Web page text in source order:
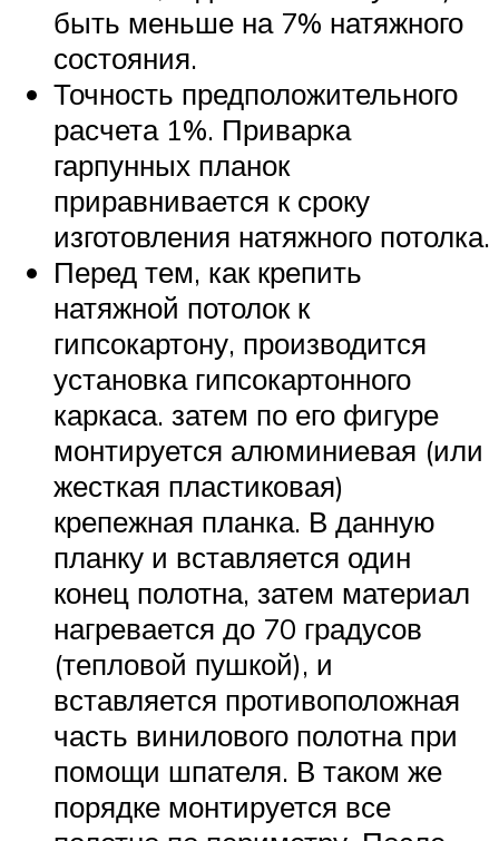
быть меньше на 7% натяжного
состояния.
Точность предположительного
расчета 1%. Приварка
гарпунных планок
приравнивается к сроку
изготовления натяжного потолка.
Перед тем, как крепить
натяжной потолок к
гипсокартону, производится
установка гипсокартонного
каркаса. затем по его фигуре
монтируется алюминиевая (или
жесткая пластиковая)
крепежная планка. В данную
планку и вставляется один
конец полотна, затем материал
нагревается до 70 градусов
(тепловой пушкой), и
вставляется противоположная
часть винилового полотна при
помощи шпателя. В таком же
порядке монтируется все